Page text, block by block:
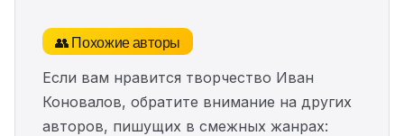
👥 Похожие авторы
Если вам нравится творчество Иван
Коновалов, обратите внимание на других
авторов, пишущих в смежных жанрах: